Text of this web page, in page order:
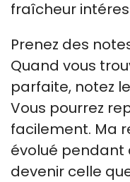
fraîcheur
Prenez des
Quand vous
parfaite, notez
Vous pourrez
facilement. Ma
évolué pendant
devenir celle